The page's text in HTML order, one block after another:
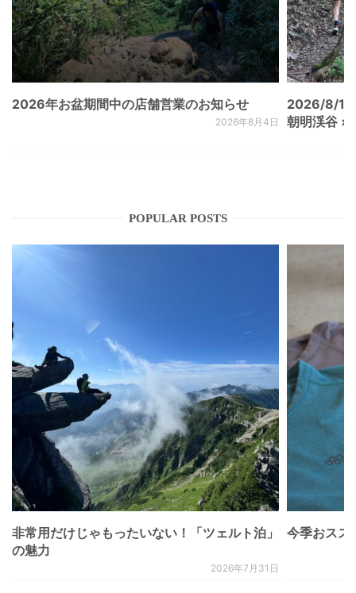
2026年お盆期間中の店舗営業のお知らせ
2026年8月4日
2026/8/
朝明渓谷 ×
POPULAR POSTS
非常用だけじゃもったいない！「ツェルト泊」
の魅力
2026年7月31日
今季おスス